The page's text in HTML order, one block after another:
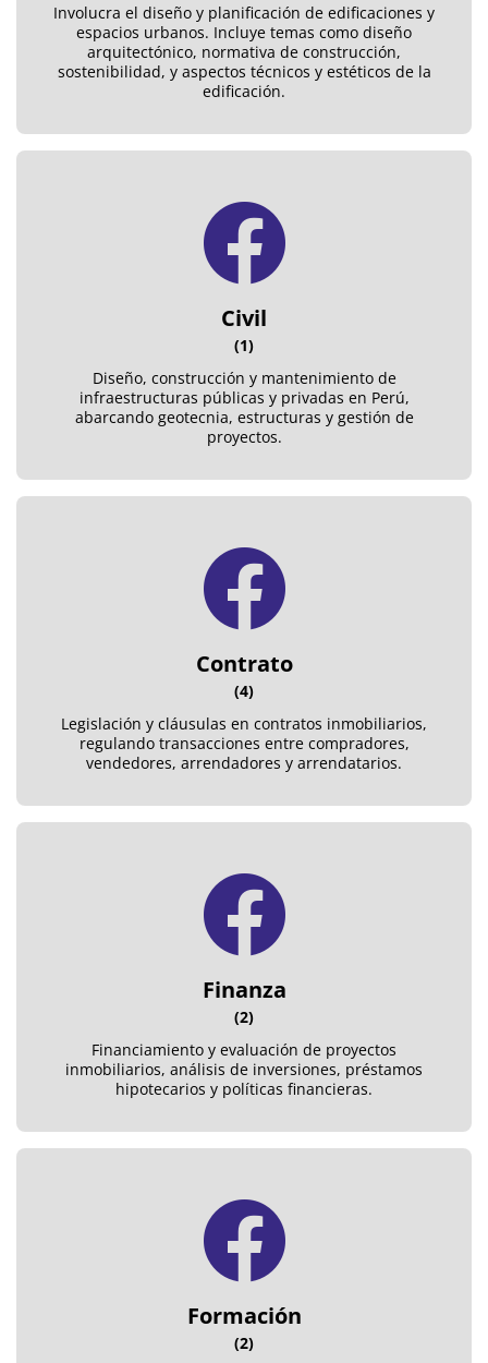
Involucra el diseño y planificación de edificaciones y
espacios urbanos. Incluye temas como diseño
arquitectónico, normativa de construcción,
sostenibilidad, y aspectos técnicos y estéticos de la
edificación.
Civil
(1)
Diseño, construcción y mantenimiento de
infraestructuras públicas y privadas en Perú,
abarcando geotecnia, estructuras y gestión de
proyectos.
Contrato
(4)
Legislación y cláusulas en contratos inmobiliarios,
regulando transacciones entre compradores,
vendedores, arrendadores y arrendatarios.
Finanza
(2)
Financiamiento y evaluación de proyectos
inmobiliarios, análisis de inversiones, préstamos
hipotecarios y políticas financieras.
Formación
(2)